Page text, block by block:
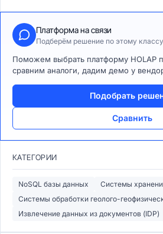
Платформа на связи
Подберём решение по этому классу
Поможем выбрать платформу HOLAP
сравним аналоги, дадим демо у
Подобрать
Сравнить
КАТЕГОРИИ
NoSQL базы данных
Системы
Системы обработки геолого-
Извлечение данных из документов (IDP)